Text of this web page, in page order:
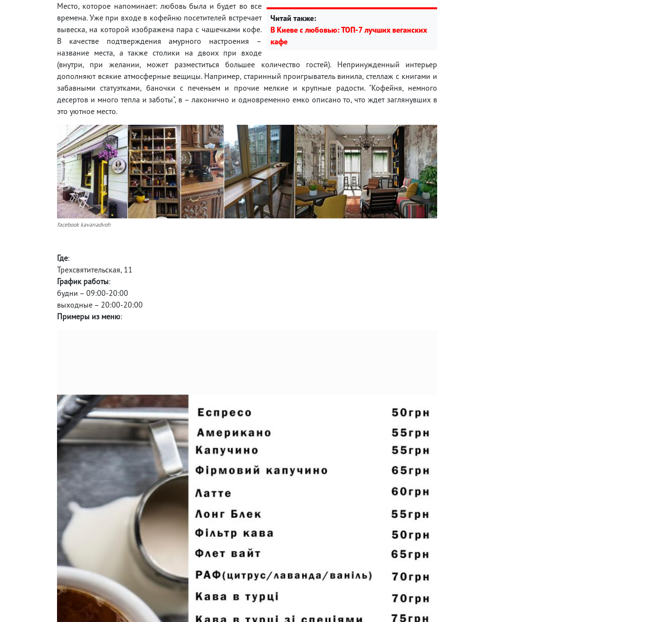
Читай также:
В Киеве с любовью: ТОП-7 лучших веганских
кафе
Место, которое напоминает: любовь была и будет во все
времена. Уже при входе в кофейню посетителей встречает
вывеска, на которой изображена пара с чашечками кофе.
В качестве подтверждения амурного настроения –
название места, а также столики на двоих при входе
(внутри, при желании, может разместиться большее количество гостей). Непринужденный интерьер
дополняют всякие атмосферные вещицы. Например, старинный проигрыватель винила, стеллаж с книгами и
забавными статуэтками, баночки с печеньем и прочие мелкие и крупные радости. "Кофейня, немного
десертов и много тепла и заботы", в – лаконично и одновременно емко описано то, что ждет заглянувших в
это уютное место.
facebook kavanadvoh
Где:
Трехсвятительская, 11
График работы:
будни – 09:00-20:00
выходные – 20:00-20:00
Примеры из меню: